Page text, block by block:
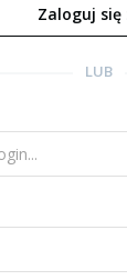
Zaloguj się
LUB